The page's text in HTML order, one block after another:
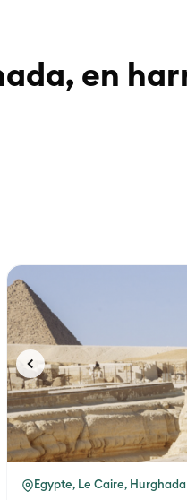
en
Egypte, Le Caire, Hurghada